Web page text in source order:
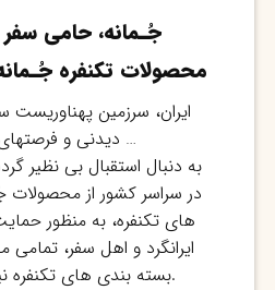
جُـمانه، حامی
محصولات تکنفره
ایران، سرزمین پهناوریست
دیدنی و فرصتهای گردشگری …
به دنبال استقبال بی نظیر
در سراسر کشور از محصولات
های تکنفره، به منظور
ایرانگرد و اهل سفر،
بسته بندی های تکنفره نیز عرضه گردیدند.